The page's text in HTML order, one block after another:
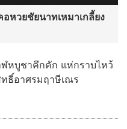
หวยชัยนาทเหมาเกลี้ยง
หบูชาคึกคัก แห่กราบไหว้
ธิ์อาศรมฤาษีเณร